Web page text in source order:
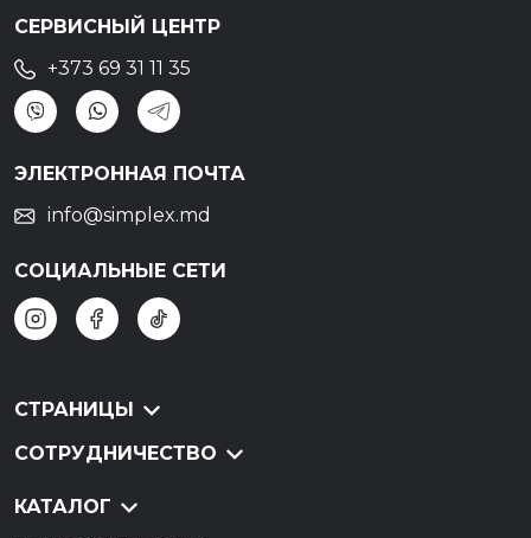
СЕРВИСНЫЙ ЦЕНТР
+373 69 31 11 35
ЭЛЕКТРОННАЯ ПОЧТА
info@simplex.md
СОЦИАЛЬНЫЕ СЕТИ
СТРАНИЦЫ
СОТРУДНИЧЕСТВО
КАТАЛОГ